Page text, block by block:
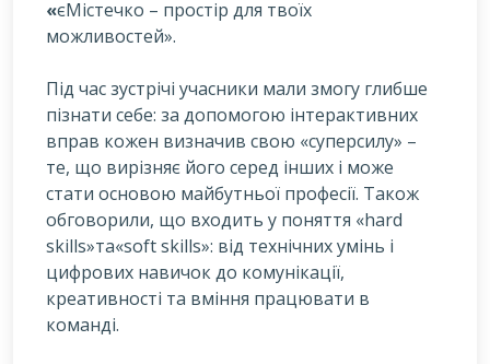
«єМістечко – простір для твоїх
можливостей».
Під час зустрічі учасники мали змогу глибше
пізнати себе: за допомогою інтерактивних
вправ кожен визначив свою «суперсилу» –
те, що вирізняє його серед інших і може
стати основою майбутньої професії. Також
обговорили, що входить у поняття «hard
skills»та«soft skills»: від технічних умінь і
цифрових навичок до комунікації,
креативності та вміння працювати в
команді.